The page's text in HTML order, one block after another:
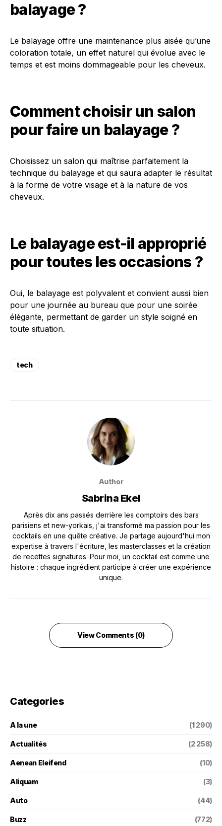
balayage ?
Le balayage offre une maintenance plus aisée qu’une
coloration totale, un effet naturel qui évolue avec le
temps et est moins dommageable pour les cheveux.
Comment choisir un salon
pour faire un balayage ?
Choisissez un salon qui maîtrise parfaitement la
technique du balayage et qui saura adapter le résultat
à la forme de votre visage et à la nature de vos
cheveux.
Le balayage est-il approprié
pour toutes les occasions ?
Oui, le balayage est polyvalent et convient aussi bien
pour une journée au bureau que pour une soirée
élégante, permettant de garder un style soigné en
toute situation.
tech
Author
Sabrina Ekel
Après dix ans passés derrière les comptoirs des bars
parisiens et new-yorkais, j'ai transformé ma passion pour les
cocktails en une quête créative. Je partage aujourd'hui mon
expertise à travers l'écriture, les masterclasses et la création
de recettes signatures. Pour moi, un cocktail est comme une
histoire : chaque ingrédient participe à créer une expérience
unique.
View Comments (0)
Categories
A la une (1 290)
Actualités (2 258)
Aenean Eleifend (10)
Aliquam (3)
Auto (44)
Buzz (772)